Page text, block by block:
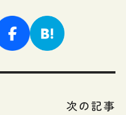
次の記事